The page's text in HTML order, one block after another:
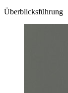
Überblicksführung